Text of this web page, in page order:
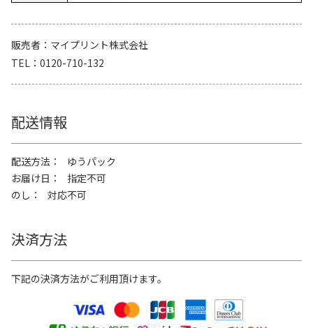
販売者
マイプリント株式会社
TEL
0120-710-132
配送情報
配送方法
ゆうパック
お届け日
指定不可
のし
対応不可
決済方法
下記の決済方法がご利用頂けます。